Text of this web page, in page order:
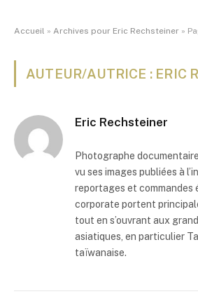
Accueil » Archives pour Eric Rechsteiner »
AUTEUR/AUTRICE : ERIC
Eric Rechsteiner
Photographe
vu ses images publiées à
reportages et commandes
corporate portent
tout en s’ouvrant aux
asiatiques, en particulier
taïwanaise.